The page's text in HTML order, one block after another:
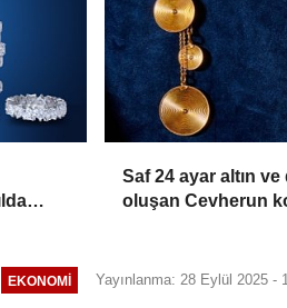
Saf 24 ayar altın
oluşan Cevherun
EKONOMI Yayınlanma: 28 Eylül 2025 -